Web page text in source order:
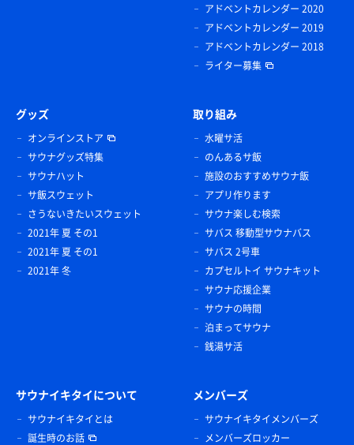
アドベントカレンダー 2020
アドベントカレンダー 2019
アドベントカレンダー 2018
ライター募集
グッズ
オンラインストア
サウナグッズ特集
サウナハット
サ飯スウェット
さうないきたいスウェット
2021年 夏 その1
2021年 夏 その1
2021年 冬
取り組み
水曜サ活
のんあるサ飯
施設のおすすめサウナ飯
アプリ作ります
サウナ楽しむ検索
サバス 移動型サウナバス
サバス 2号車
カプセルトイ サウナキット
サウナ応援企業
サウナの時間
泊まってサウナ
銭湯サ活
サウナイキタイについて
サウナイキタイとは
誕生時のお話
メンバーズ
サウナイキタイメンバーズ
メンバーズロッカー